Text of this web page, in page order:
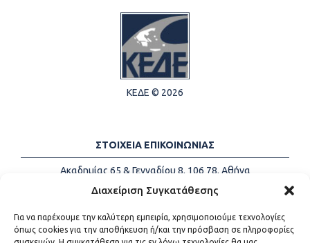
Διαχείριση Συγκατάθεσης
Για να παρέχουμε την καλύτερη εμπειρία, χρησιμοποιούμε τεχνολογίες
όπως cookies για την αποθήκευση ή/και την πρόσβαση σε πληροφορίες
ΚΕΔΕ © 2026
ΣΤΟΙΧΕΙΑ ΕΠΙΚΟΙΝΩΝΙΑΣ
Ακαδημίας 65 & Γενναδίου 8, 106 78, Αθήνα
Τηλέφωνα:
+30 213-2147500
Email:
info@kede.gr